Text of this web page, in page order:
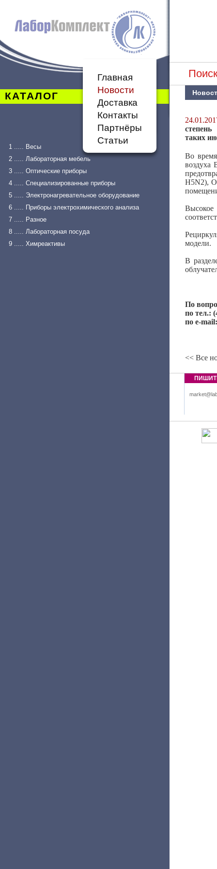
КАТАЛОГ
Главная
Новости
Доставка
Контакты
Партнёры
Статьи
1 ..... Весы
2 ..... Лабораторная мебель
3 ..... Оптические приборы
4 ..... Специализированные приборы
5 ..... Электронагревательное оборудование
6 ..... Приборы электрохимического анализа
7 ..... Разное
8 ..... Лабораторная посуда
9 ..... Химреактивы
таких
Во
воздуха
H5N2),
модели.
В
По
по тел.:
по e-
<< Все